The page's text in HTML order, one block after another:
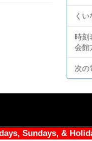
く
時刻
会館
次の
Sundays, &